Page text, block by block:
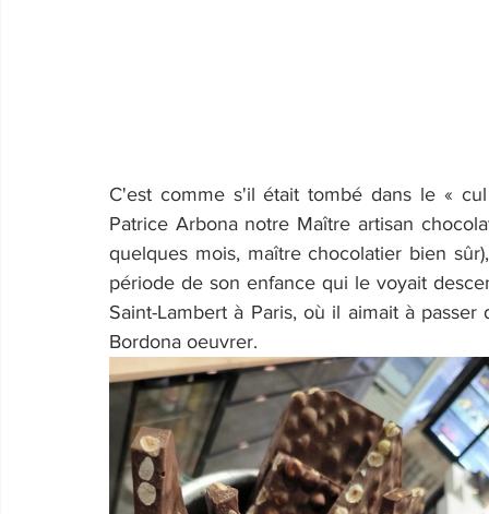
C'est comme s'il était tombé dans le «
Patrice Arbona notre Maître artisan
quelques mois, maître chocolatier bien
période de son enfance qui le voyait
Saint-Lambert à Paris, où il aimait à
Bordona oeuvrer.